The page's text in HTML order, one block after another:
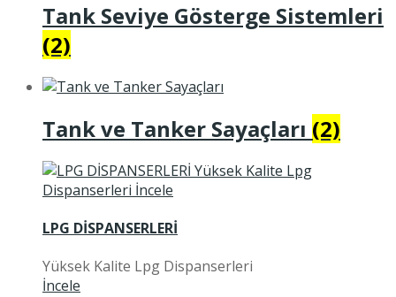
Tank Seviye Gösterge Sistemleri
(2)
Tank ve Tanker Sayaçları (2)
LPG DİSPANSERLERİ
Yüksek Kalite Lpg Dispanserleri
İncele